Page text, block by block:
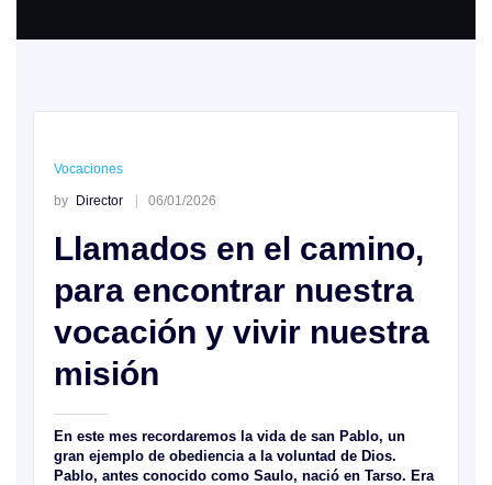
Vocaciones
by Director 06/01/2026
Llamados en el camino,
para encontrar nuestra
vocación y vivir nuestra
misión
En este mes recordaremos la vida de san Pablo, un
gran ejemplo de obediencia a la voluntad de Dios.
Pablo, antes conocido como Saulo, nació en Tarso. Era